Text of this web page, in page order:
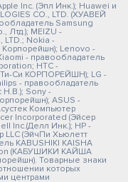
Inc. (Эпл Инк.); Huawei и
CO., LTD. (ХУАВЕЙ
Samsung
Лтд.); MEIZU -
LTD.; Nokia -
Lenovo -
- правообладатель
HTC -
Ти-Си КОРПОРЕЙШН); LG -
- правообладатель
Н.В.); Sony -
ASUS -
Компьютер
Incorporated (Эйсер
Inc.(Делл Инк.); HP -
LLC (ЭйчПи Хьюлетт
KABUSHIKI KAISHA
(КАБУШИКИ КАЙША
Товарные знаки
которых
центрами